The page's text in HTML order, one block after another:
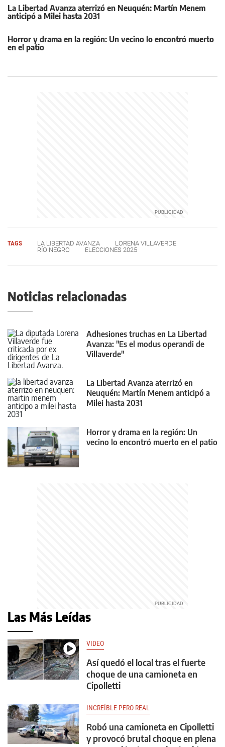
La Libertad Avanza aterrizó en Neuquén: Martín Menem
anticipó a Milei hasta 2031
Horror y drama en la región: Un vecino lo encontró muerto
en el patio
TAGS LA LIBERTAD AVANZA
LORENA VILLAVERDE
RÍO NEGRO
ELECCIONES 2025
Noticias relacionadas
Adhesiones truchas en La Libertad
Avanza: "Es el modus operandi de
Villaverde"
La Libertad Avanza aterrizó en
Neuquén: Martín Menem anticipó a
Milei hasta 2031
Horror y drama en la región: Un
vecino lo encontró muerto en el patio
Las Más Leídas
VIDEO
Así quedó el local tras el fuerte
choque de una camioneta en
Cipolletti
INCREÍBLE PERO REAL
Robó una camioneta en Cipolletti
y provocó brutal choque en plena